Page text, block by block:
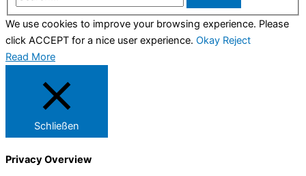
We use cookies to improve your browsing experience. Please
click ACCEPT for a nice user experience. Okay Reject
Read More
Schließen
Privacy Overview